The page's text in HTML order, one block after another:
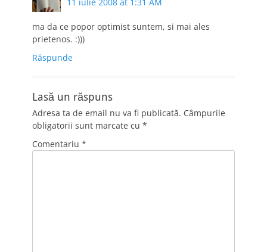
ma da ce popor optimist suntem, si mai ales
prietenos. :)))
Răspunde
Lasă un răspuns
Adresa ta de email nu va fi publicată. Câmpurile
obligatorii sunt marcate cu *
Comentariu *